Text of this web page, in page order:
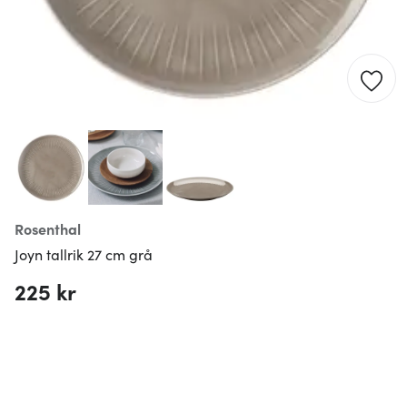
Rosenthal
Joyn tallrik 27 cm grå
225 kr